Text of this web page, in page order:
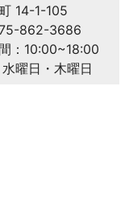
14-1-105
862-3686
：10:00~18:00
曜日・木曜日